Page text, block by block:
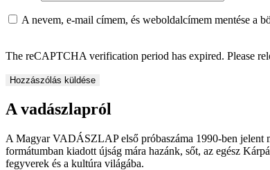
A nevem, e-mail címem, és weboldalcímem mentése a
The reCAPTCHA verification period has expired. Please
A vadászlapról
A Magyar VADÁSZLAP első próbaszáma 1990-ben jelent
formátumban kiadott újság mára hazánk, sőt, az egész
fegyverek és a kultúra világába.